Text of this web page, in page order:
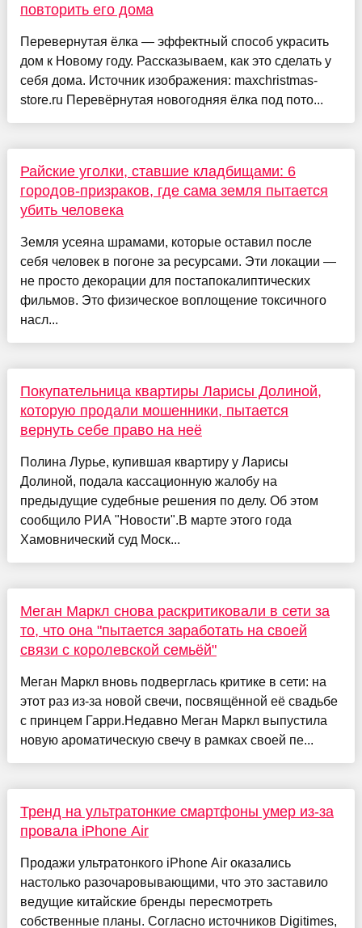
повторить его дома
Перевернутая ёлка — эффектный способ украсить
дом к Новому году. Рассказываем, как это сделать у
себя дома. Источник изображения: maxchristmas-
store.ru Перевёрнутая новогодняя ёлка под пото...
Райские уголки, ставшие кладбищами: 6
городов-призраков, где сама земля пытается
убить человека
Земля усеяна шрамами, которые оставил после
себя человек в погоне за ресурсами. Эти локации —
не просто декорации для постапокалиптических
фильмов. Это физическое воплощение токсичного
насл...
Покупательница квартиры Ларисы Долиной,
которую продали мошенники, пытается
вернуть себе право на неё
Полина Лурье, купившая квартиру у Ларисы
Долиной, подала кассационную жалобу на
предыдущие судебные решения по делу. Об этом
сообщило РИА "Новости".В марте этого года
Хамовнический суд Моск...
Меган Маркл снова раскритиковали в сети за
то, что она "пытается заработать на своей
связи с королевской семьёй"
Меган Маркл вновь подверглась критике в сети: на
этот раз из-за новой свечи, посвящённой её свадьбе
с принцем Гарри.Недавно Меган Маркл выпустила
новую ароматическую свечу в рамках своей пе...
Тренд на ультратонкие смартфоны умер из-за
провала iPhone Air
Продажи ультратонкого iPhone Air оказались
настолько разочаровывающими, что это заставило
ведущие китайские бренды пересмотреть
собственные планы. Согласно источников Digitimes,